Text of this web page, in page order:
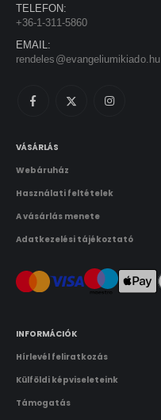
TELEFON:
+36-1-311-5860
EMAIL:
rendeles@evangeliumikiado.hu
VÁSÁRLÁS
Webáruház
Használati feltételek
A vásárlás menete
Adatkezelési tájékoztató
INFORMÁCIÓK
Hírlevél feliratkozás
Külföldi képviseleteink
Támogatás